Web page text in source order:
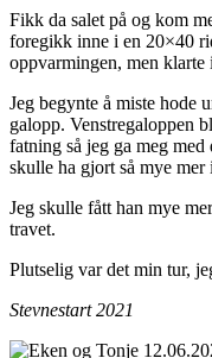
Fikk da salet på og kom
foregikk inne i en 20×40
oppvarmingen, men
Jeg begynte å miste hode
galopp. Venstregaloppen
fatning så jeg ga meg
skulle ha gjort så mye mer
Jeg skulle fått han mye
travet.
Plutselig var det min tur,
Stevnestart 2021